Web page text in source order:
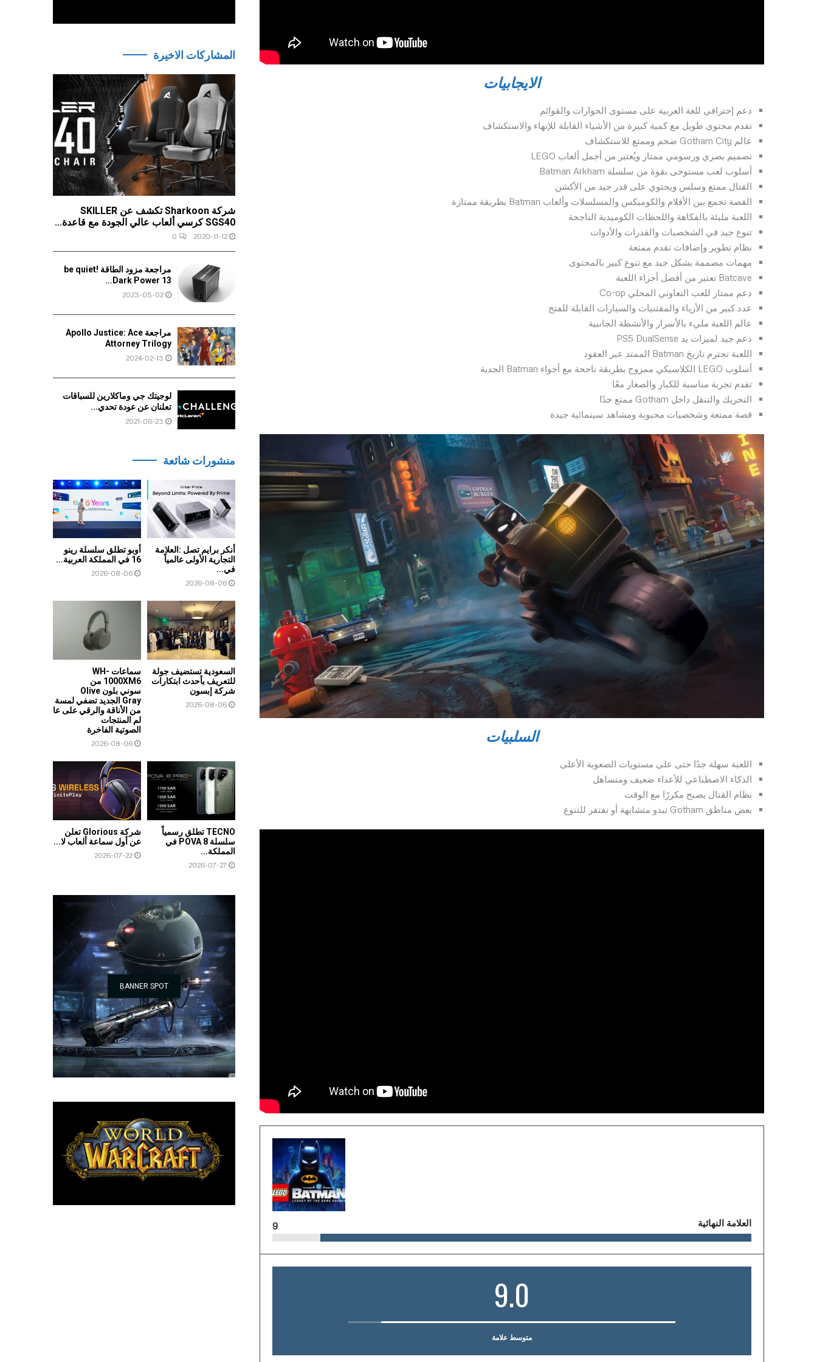
الايجابيات
دعم إحترافي للغة العربية على مستوى الحوارات والقوائم
تقدم محتوى طويل مع كمية كبيرة من الأشياء القابلة للإنهاء والاستكشاف
عالم Gotham City ضخم وممتع للاستكشاف
تصميم بصري ورسومي ممتاز ويُعتبر من أجمل ألعاب LEGO
أسلوب لعب مستوحى بقوة من سلسلة Batman Arkham
القتال ممتع وسلس ويحتوي على قدر جيد من الأكشن
القصة تجمع بين الأفلام والكوميكس والمسلسلات وألعاب Batman بطريقة ممتازة
اللعبة مليئة بالفكاهة واللحظات الكوميدية الناجحة
تنوع جيد في الشخصيات والقدرات والأدوات
نظام تطوير وإضافات تقدم ممتعة
مهمات مصممة بشكل جيد مع تنوع كبير بالمحتوى
Batcave تعتبر من أفضل أجزاء اللعبة
دعم ممتاز للعب التعاوني المحلي Co-op
عدد كبير من الأزياء والمقتنيات والسيارات القابلة للفتح
عالم اللعبة مليء بالأسرار والأنشطة الجانبية
دعم جيد لميزات يد PS5 DualSense
اللعبة تحترم تاريخ Batman الممتد عبر العقود
أسلوب LEGO الكلاسيكي ممزوج بطريقة ناجحة مع أجواء Batman الجدية
تقدم تجربة مناسبة للكبار والصغار معًا
التحريك والتنقل داخل Gotham ممتع جدًا
قصة ممتعة وشخصيات محبوبة ومشاهد سينمائية جيدة
السلبيات
اللعبة سهلة جدًا حتى على مستويات الصعوبة الأعلى
الذكاء الاصطناعي للأعداء ضعيف ومتساهل
نظام القتال يصبح مكررًا مع الوقت
بعض مناطق Gotham تبدو متشابهة أو تفتقر للتنوع
العلامة النهائية 9
9.0
متوسط علامة
المشاركات الاخيرة
شركة Sharkoon تكشف عن SKILLER
SGS40 كرسي ألعاب عالي الجودة مع قاعدة...
2020-11-12
0
مراجعة مزود الطاقة be quiet!
Dark Power 13...
2023-05-02
مراجعة Apollo Justice: Ace
Attorney Trilogy
2024-02-13
لوجيتك جي وماكلارين للسباقات
تعلنان عن عودة تحدي...
2021-06-23
منشورات شائعة
أنكر برايم تصل :العلامة
التجارية الأولى عالمياً
في...
2026-08-06
أوبو تطلق سلسلة رينو
16 في المملكة العربية...
2026-08-06
السعودية تستضيف جولة
للتعريف بأحدث ابتكارات
شركة إبسون
2026-08-06
سماعات WH-
1000XM6 من
سوني بلون Olive
Gray الجديد تضفي لمسة
من الأناقة والرقي على عا
لم المنتجات
الصوتية الفاخرة
2026-08-06
TECNO تطلق رسمياً
سلسلة POVA 8 في
المملكة...
2026-07-27
شركة Glorious تعلن
عن أول سماعة ألعاب لا...
2026-07-22
BANNER SPOT